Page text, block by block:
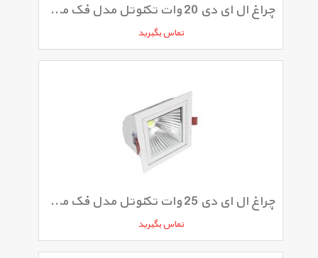
چراغ ال ای دی 20 وات تکنوتل مدل فک متحرک COB
تماس بگیرید
چراغ ال ای دی 25 وات تکنوتل مدل فک متحرک COB
تماس بگیرید